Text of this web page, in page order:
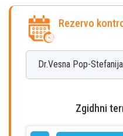
Rezervo
Dr.Vesna Pop-
Zgidhni